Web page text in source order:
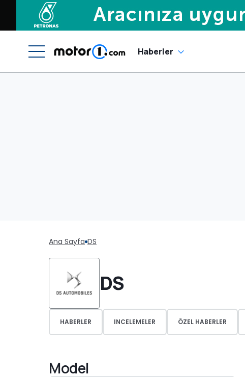
Haberler
Ana Sayfa DS
DS
HABERLER INCELEMELER ÖZEL HABERLER
Model